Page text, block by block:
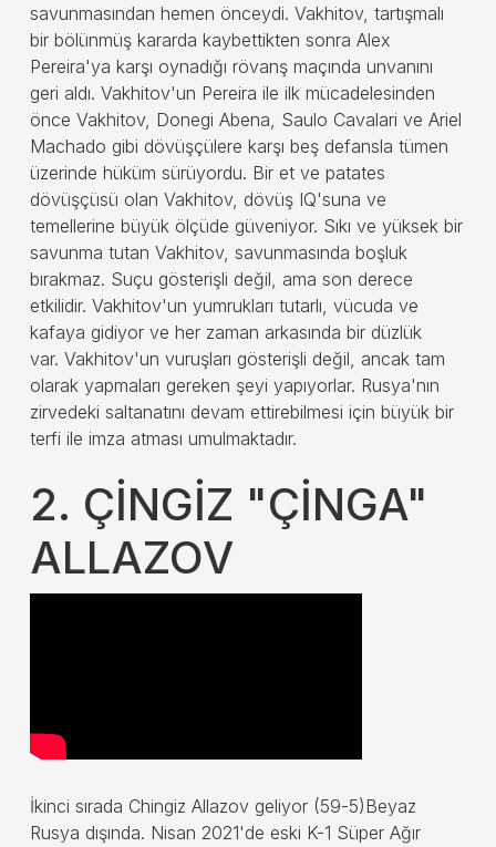
savunmasından hemen önceydi. Vakhitov, tartışmalı
bir bölünmüş kararda kaybettikten sonra Alex
Pereira'ya karşı oynadığı rövanş maçında unvanını
geri aldı. Vakhitov'un Pereira ile ilk mücadelesinden
önce Vakhitov, Donegi Abena, Saulo Cavalari ve Ariel
Machado gibi dövüşçülere karşı beş defansla tümen
üzerinde hüküm sürüyordu. Bir et ve patates
dövüşçüsü olan Vakhitov, dövüş IQ'suna ve
temellerine büyük ölçüde güveniyor. Sıkı ve yüksek bir
savunma tutan Vakhitov, savunmasında boşluk
bırakmaz. Suçu gösterişli değil, ama son derece
etkilidir. Vakhitov'un yumrukları tutarlı, vücuda ve
kafaya gidiyor ve her zaman arkasında bir düzlük
var. Vakhitov'un vuruşları gösterişli değil, ancak tam
olarak yapmaları gereken şeyi yapıyorlar. Rusya'nın
zirvedeki saltanatını devam ettirebilmesi için büyük bir
terfi ile imza atması umulmaktadır.
2. ÇİNGİZ "ÇİNGA"
ALLAZOV
İkinci sırada Chingiz Allazov geliyor (59-5)Beyaz
Rusya dışında. Nisan 2021'de eski K-1 Süper Ağır